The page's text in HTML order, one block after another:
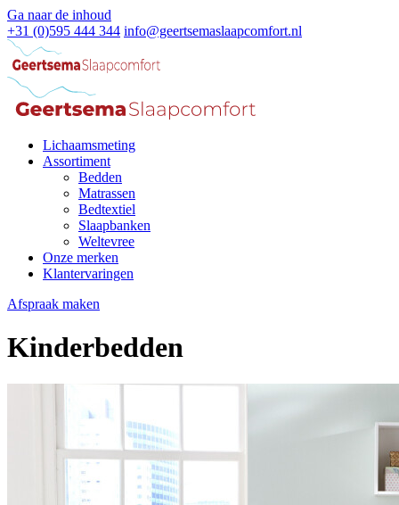
Ga naar de inhoud
+31 (0)595 444 344 info@geertsemaslaapcomfort.nl
Lichaamsmeting
Assortiment
Bedden
Matrassen
Bedtextiel
Slaapbanken
Weltevree
Onze merken
Klantervaringen
Afspraak maken
Kinderbedden